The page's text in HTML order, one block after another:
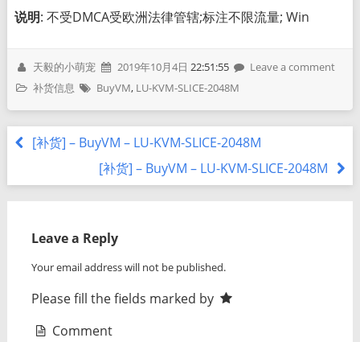
说明: 不受DMCA受欧洲法律管辖;标注不限流量; Win
天毅的小萌宠 2019年10月4日 22:51:55
Leave a comment
补货信息
BuyVM, LU-KVM-SLICE-2048M
[补货] – BuyVM – LU-KVM-SLICE-2048M
[补货] – BuyVM – LU-KVM-SLICE-2048M
Leave a Reply
Your email address will not be published.
Please fill the fields marked by
Comment